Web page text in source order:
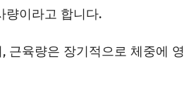
량이라고 합니다.
근육량은 장기적으로 체중에 영